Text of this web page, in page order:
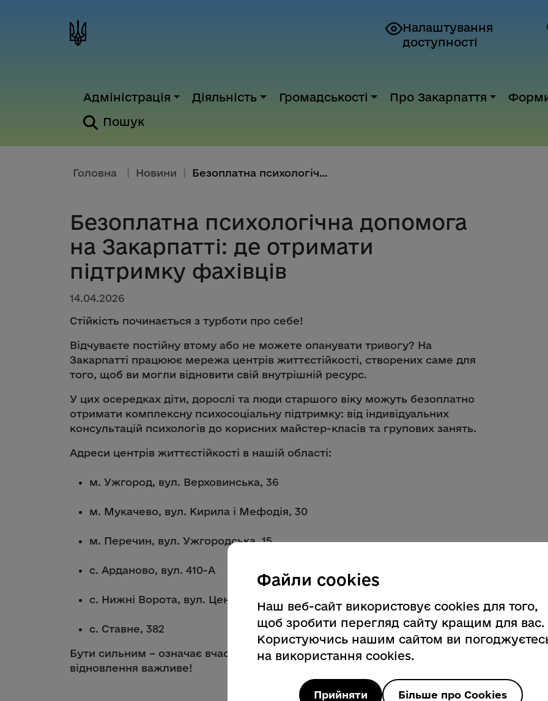
Налаштування
доступності
Адміністрація Діяльність Громадськості Про Закарпаття
Пошук
Головна Новини Безоплатна психологічна допомо...
Безоплатна психологічна допомога
на Закарпатті: де отримати
підтримку фахівців
14.04.2026
Стійкість починається з турботи про себе!
Відчуваєте постійну втому або не можете опанувати тривогу? На
Закарпатті працюює мережа центрів життєстійкості, створених саме для
того, щоб ви могли відновити свій внутрішній ресурс.
У цих осередках діти, дорослі та люди старшого віку можуть безоплатно
отримати комплексну психосоціальну підтримку: від індивідуальних
консультацій психологів до корисних майстер-класів та групових занять.
Адреси центрів життєстійкості в нашій області:
м. Ужгород, вул. Верховинська, 36
м. Мукачево, вул. Кирила і Мефодія, 30
м. Перечин, вул. Ужгородська, 15
с. Арданово, вул. 410-А
с. Нижні Ворота, вул. Центральна, 114
с. Ставне, 382
Бути сильним – означає вчасно попросити про підтримку. Ваше
відновлення важливе!
Файли cookies
Наш веб-сайт використовує cookies для того,
щоб зробити перегляд сайту кращим для вас.
Користуючись нашим сайтом ви
на використання cookies.
Прийняти Більше про Cookies